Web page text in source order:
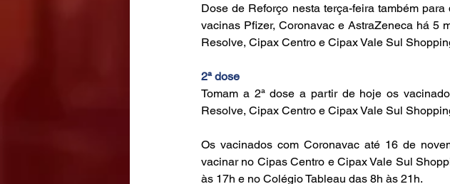
Dose de Reforço nesta terça-feira também
vacinas Pfizer, Coronavac e AstraZeneca há 5
Resolve, Cipax Centro e Cipax Vale Sul
2ª dose
Tomam a 2ª dose a partir de hoje os
Resolve, Cipax Centro e Cipax Vale Sul
Os vacinados com Coronavac até 16 de
vacinar no Cipas Centro e Cipax Vale Sul
às 17h e no Colégio Tableau das 8h às 21h.